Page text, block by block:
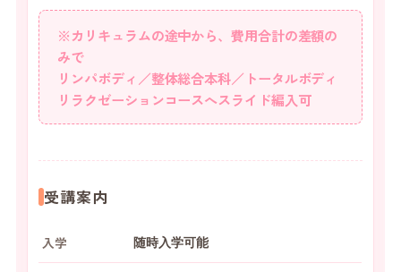
※カリキュラムの途中から、費用合計の差額の
みで
リンパボディ／整体総合本科／トータルボディ
リラクゼーションコースへスライド編入可
受講案内
入学 随時入学可能